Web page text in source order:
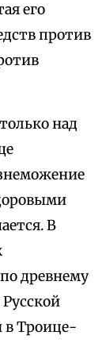
его
против
над
В
древнему
в Троице-